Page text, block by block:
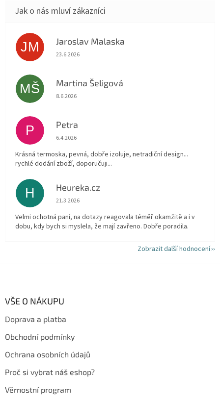
JM Jaroslav Malaska
Hodnocení obchodu je 5 z 5 hvězdiček.
23.6.2026
MŠ Martina Šeligová
Hodnocení obchodu je 5 z 5 hvězdiček.
8.6.2026
P Petra
Hodnocení obchodu je 5 z 5 hvězdiček.
6.4.2026
Krásná termoska, pevná, dobře izoluje, netradiční design...
rychlé dodání zboží, doporučuji...
H Heureka.cz
Hodnocení obchodu je 5 z 5 hvězdiček.
21.3.2026
Velmi ochotná paní, na dotazy reagovala téměř okamžitě a i v
dobu, kdy bych si myslela, že mají zavřeno. Dobře poradila.
Zobrazit další hodnocení
VŠE O NÁKUPU
Doprava a platba
Obchodní podmínky
Ochrana osobních údajů
Proč si vybrat náš eshop?
Věrnostní program